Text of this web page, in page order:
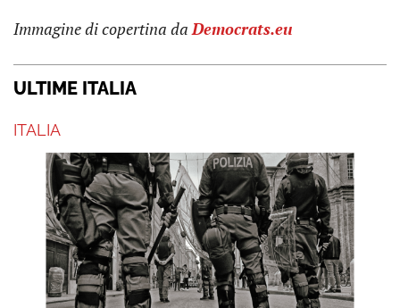
Immagine di copertina daDemocrats.eu
ULTIME ITALIA
ITALIA